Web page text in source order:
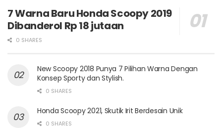
7 Warna Baru Honda Scoopy 2019
Dibanderol Rp 18 jutaan
0 SHARES
New Scoopy 2018 Punya 7 Pilihan Warna Dengan
Konsep Sporty dan Stylish.
0 SHARES
Honda Scoopy 2021, Skutik Irit Berdesain Unik
0 SHARES